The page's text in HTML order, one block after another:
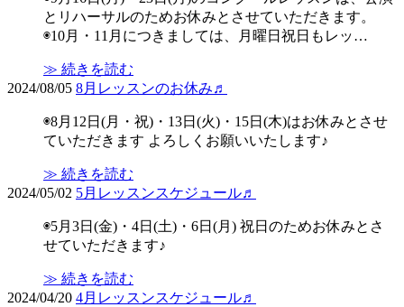
とリハーサルのためお休みとさせていただきます。
◉10月・11月につきましては、月曜日祝日もレッ…
≫ 続きを読む
2024/08/05 8月レッスンのお休み♬
◉8月12日(月・祝)・13日(火)・15日(木)はお休みとさせ
ていただきます よろしくお願いいたします♪
≫ 続きを読む
2024/05/02 5月レッスンスケジュール♬
◉5月3日(金)・4日(土)・6日(月) 祝日のためお休みとさ
せていただきます♪
≫ 続きを読む
2024/04/20 4月レッスンスケジュール♬